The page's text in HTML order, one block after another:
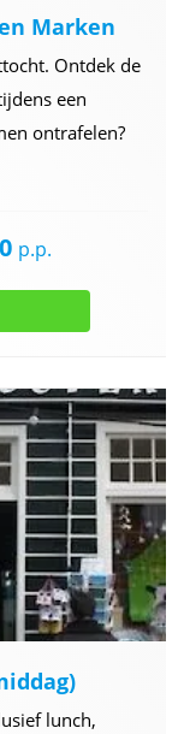
Marken
Ontdek de
een
ontrafelen?
p.p.
lunch,